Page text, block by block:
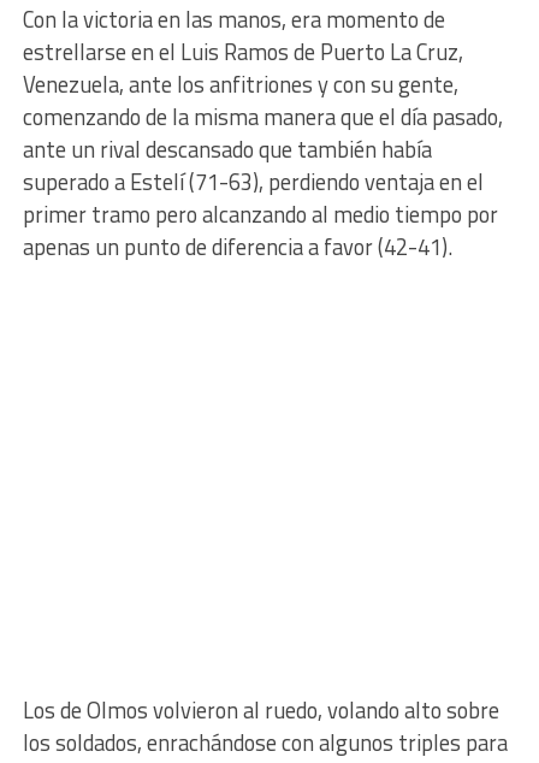
Con la victoria en las manos, era momento de
estrellarse en el Luis Ramos de Puerto La Cruz,
Venezuela, ante los anfitriones y con su gente,
comenzando de la misma manera que el día pasado,
ante un rival descansado que también había
superado a Estelí (71-63), perdiendo ventaja en el
primer tramo pero alcanzando al medio tiempo por
apenas un punto de diferencia a favor (42-41).
Los de Olmos volvieron al ruedo, volando alto sobre
los soldados, enrachándose con algunos triples para